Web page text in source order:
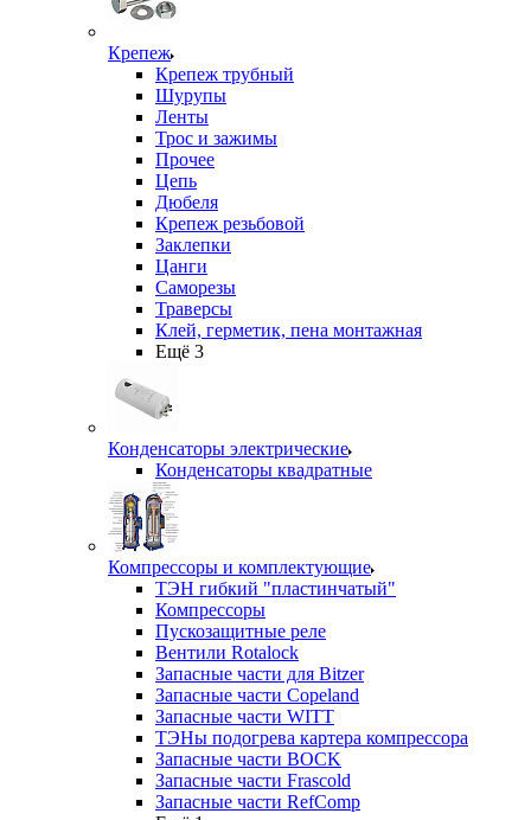
Крепеж
Крепеж трубный
Шурупы
Ленты
Трос и зажимы
Прочее
Цепь
Дюбеля
Крепеж резьбовой
Заклепки
Цанги
Саморезы
Траверсы
Клей, герметик, пена монтажная
Ещё 3
Конденсаторы электрические
Конденсаторы квадратные
Компрессоры и комплектующие
ТЭН гибкий "пластинчатый"
Компрессоры
Пускозащитные реле
Вентили Rotalock
Запасные части для Bitzer
Запасные части Copeland
Запасные части WITT
ТЭНы подогрева картера компрессора
Запасные части BOCK
Запасные части Frascold
Запасные части RefComp